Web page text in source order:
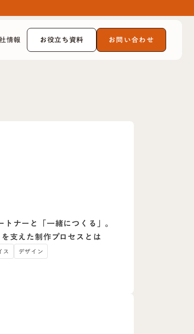
情報 お役立ち資料 お問い合わせ
ナーと「一緒につくる」。
支えた制作プロセスとは
デザイン